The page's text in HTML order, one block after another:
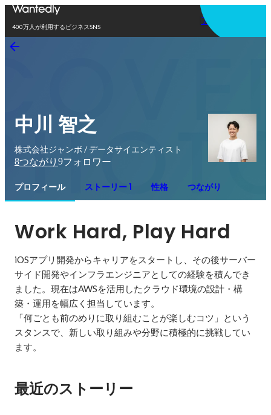
400万人が利用するビジネスSNS
アプリを使う
中川 智之
株式会社ジャンボ / データサイエンティスト
8つながり 9フォロワー
プロフィール ストーリー 1 性格 つながり
Work Hard, Play Hard
iOSアプリ開発からキャリアをスタートし、その後サーバー
サイド開発やインフラエンジニアとしての経験を積んでき
ました。現在はAWSを活用したクラウド環境の設計・構
築・運用を幅広く担当しています。
「何ごとも前のめりに取り組むことが楽しむコツ」という
スタンスで、新しい取り組みや分野に積極的に挑戦してい
ます。
最近のストーリー